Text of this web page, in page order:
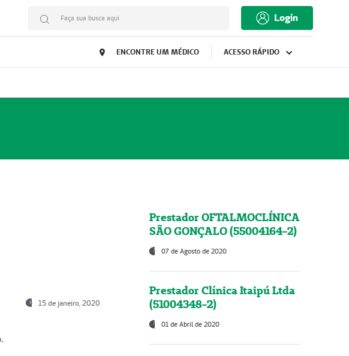
Faça sua busca aqui Login
ENCONTRE UM MÉDICO ACESSO RÁPIDO
15 de janeiro, 2020
Prestador OFTALMOCLÍNICA
SÃO GONÇALO (55004164-2)
07 de Agosto de 2020
Prestador Clínica Itaipú Ltda
(51004348-2)
01 de Abril de 2020